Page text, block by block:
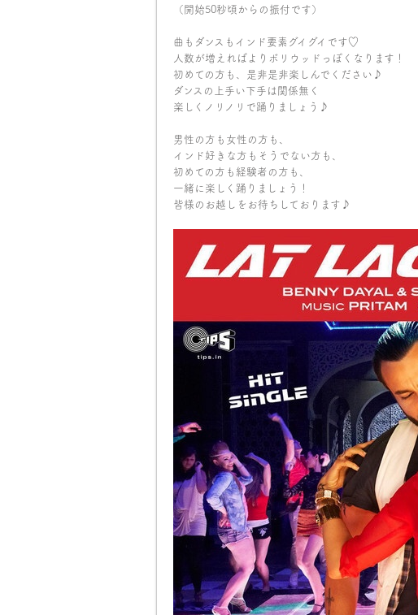
（開始50秒頃からの振付です）
曲もダンスもインド要素グイグイです♡
人数が増えればよりボリウッドっぽくなります！
初めての方も、是非是非楽しんでください♪
ダンスの上手い下手は関係無く
楽しくノリノリで踊りましょう♪
男性の方も女性の方も、
インド好きな方もそうでない方も、
初めての方も経験者の方も、
一緒に楽しく踊りましょう！
皆様のお越しをお待ちしております♪